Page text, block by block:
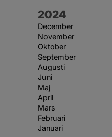
År:
2024
December
November
Oktober
September
Augusti
Juni
Maj
April
Mars
Februari
Januari